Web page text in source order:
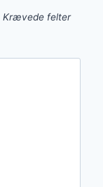
Krævede felter